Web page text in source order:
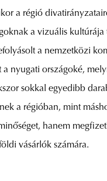
a régió
a vizuális kultúrája
a nemzetközi
a nyugati országoké,
sokkal egyedibb
a régióban, mint
hanem
vásárlók számára.